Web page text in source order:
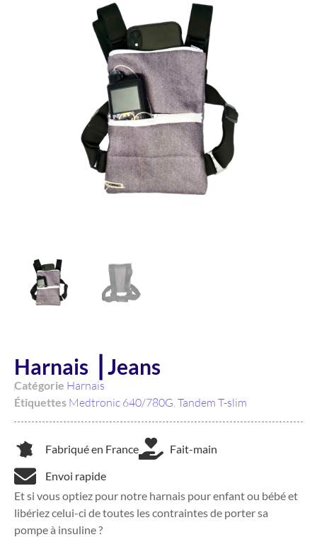
Harnais ⎥ Jeans
Catégorie Harnais
Étiquettes Medtronic 640/780G Tandem T-slim
Fabriqué en France Fait-main
Envoi rapide
Et si vous optiez pour notre harnais pour enfant ou bébé et
libériez celui-ci de toutes les contraintes de porter sa
pompe à insuline ?